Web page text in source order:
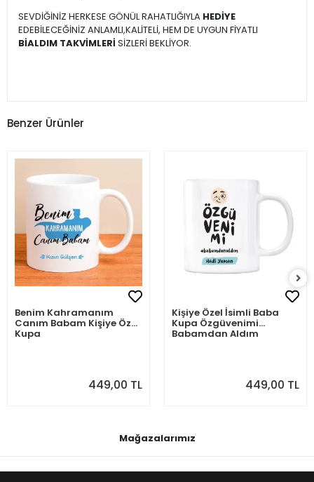
SEVDİĞİNİZ HERKESE GÖNÜL RAHATLIĞIYLA HEDİYE
EDEBİLECEĞİNİZ ANLAMLI,KALİTELİ, HEM DE UYGUN FİYATLI
BİALDIM TAKVİMLERİ SİZLERİ BEKLİYOR.
Benzer Ürünler
Benim Kahramanım
Canım Babam Kişiye Özel
Kupa
449,00 TL
Kişiye Özel İsimli Baba
Kupa Özgüvenimi
Babamdan Aldım
449,00 TL
Mağazalarımız